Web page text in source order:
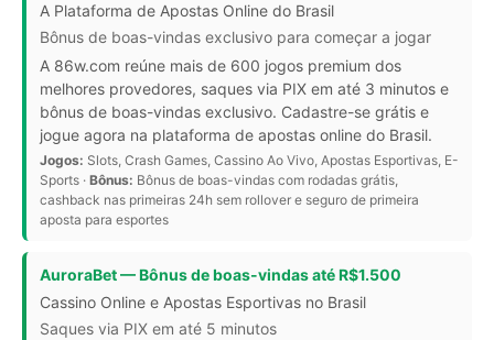
A Plataforma de Apostas Online do Brasil
Bônus de boas-vindas exclusivo para começar a jogar
A 86w.com reúne mais de 600 jogos premium dos
melhores provedores, saques via PIX em até 3 minutos e
bônus de boas-vindas exclusivo. Cadastre-se grátis e
jogue agora na plataforma de apostas online do Brasil.
Jogos: Slots, Crash Games, Cassino Ao Vivo, Apostas Esportivas, E-
Sports · Bônus: Bônus de boas-vindas com rodadas grátis,
cashback nas primeiras 24h sem rollover e seguro de primeira
aposta para esportes
AuroraBet — Bônus de boas-vindas até R$1.500
Cassino Online e Apostas Esportivas no Brasil
Saques via PIX em até 5 minutos